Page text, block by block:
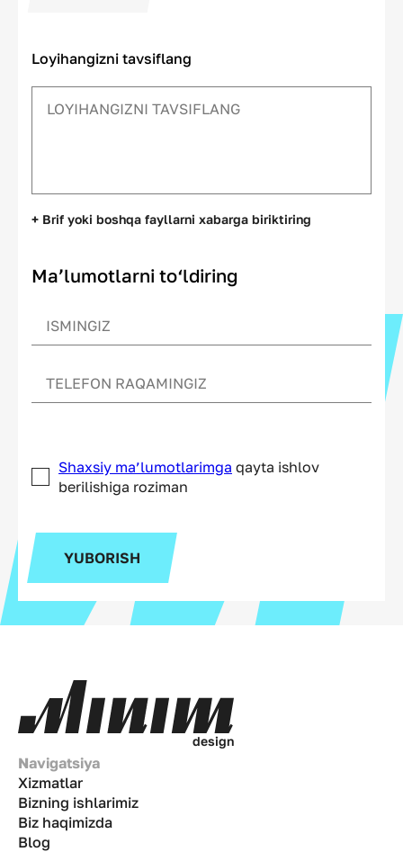
Loyihangizni tavsiflang
+ Brif yoki boshqa fayllarni xabarga biriktiring
Ma’lumotlarni to‘ldiring
Shaxsiy ma’lumotlarimga qayta ishlov
berilishiga roziman
YUBORISH
design
Navigatsiya
Xizmatlar
Bizning ishlarimiz
Biz haqimizda
Blog